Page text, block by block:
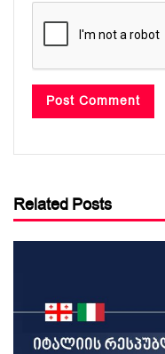
Related Posts